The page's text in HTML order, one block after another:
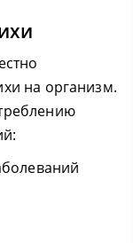
на организм.